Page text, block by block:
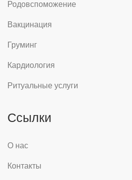
Родовспоможение
Вакцинация
Груминг
Кардиология
Ритуальные услуги
Ссылки
О нас
Контакты